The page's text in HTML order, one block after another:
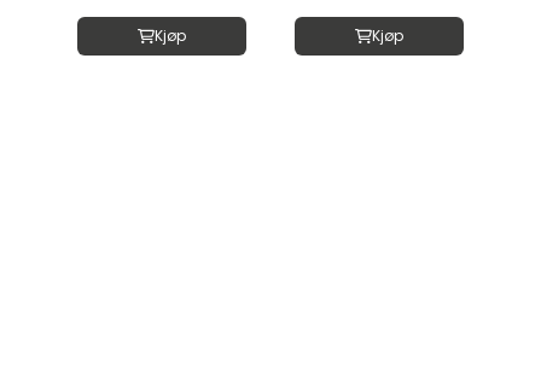
Kjøp Kjøp